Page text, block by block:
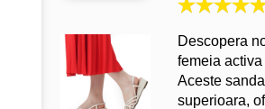
Descopera
femeia
Aceste
superioara,